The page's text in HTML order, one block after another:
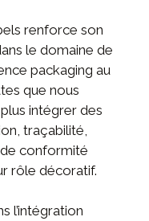
renforce son
le domaine de
packaging au
que nous
intégrer des
traçabilité,
conformité
rôle décoratif.
l’intégration